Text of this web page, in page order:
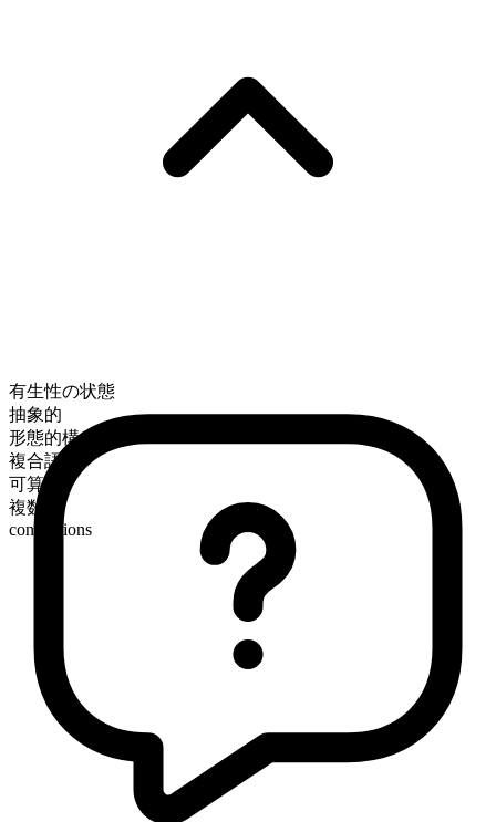
有生性の状態
抽象的
形態的構成
複合語
可算
複数形
conceptions